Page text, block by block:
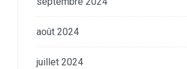
août 2024
juillet 2024